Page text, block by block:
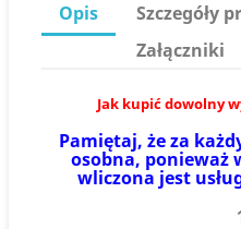
Opis
Szczegóły
Załączniki
Jak kupić dowolny
Pamiętaj, że za
osobna, ponieważ
wliczona jest